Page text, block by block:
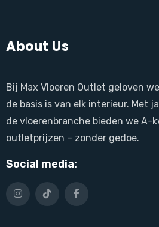
About Us
Bij Max Vloeren Outlet geloven
de basis is van elk interieur. Met
de vloerenbranche bieden we A-
outletprijzen – zonder gedoe.
Social media: